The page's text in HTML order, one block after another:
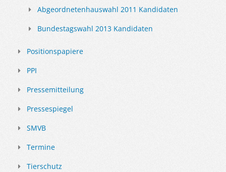
Abgeordnetenhauswahl 2011 Kandidaten
Bundestagswahl 2013 Kandidaten
Positionspapiere
PPI
Pressemitteilung
Pressespiegel
SMVB
Termine
Tierschutz